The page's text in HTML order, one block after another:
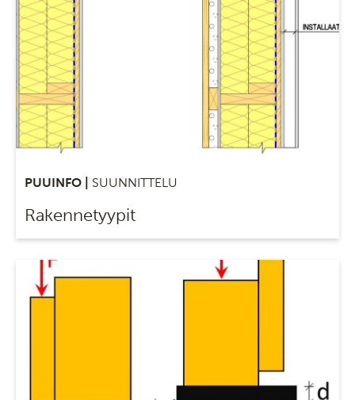
PUUINFO | SUUNNITTELU
Rakennetyypit